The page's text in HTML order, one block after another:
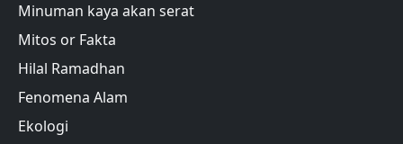
Minuman kaya akan serat
Mitos or Fakta
Hilal Ramadhan
Fenomena Alam
Ekologi